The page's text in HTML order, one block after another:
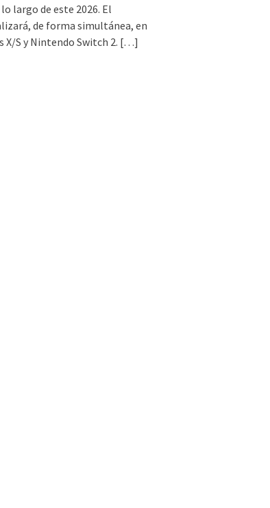
largo de este 2026. El
de forma simultánea, en
X/S y Nintendo Switch 2. […]